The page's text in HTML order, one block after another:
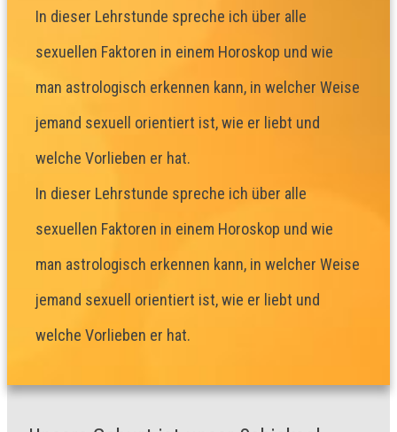
In dieser Lehrstunde spreche ich über alle
sexuellen Faktoren in einem Horoskop und wie
man astrologisch erkennen kann, in welcher Weise
jemand sexuell orientiert ist, wie er liebt und
welche Vorlieben er hat.
In dieser Lehrstunde spreche ich über alle
sexuellen Faktoren in einem Horoskop und wie
man astrologisch erkennen kann, in welcher Weise
jemand sexuell orientiert ist, wie er liebt und
welche Vorlieben er hat.